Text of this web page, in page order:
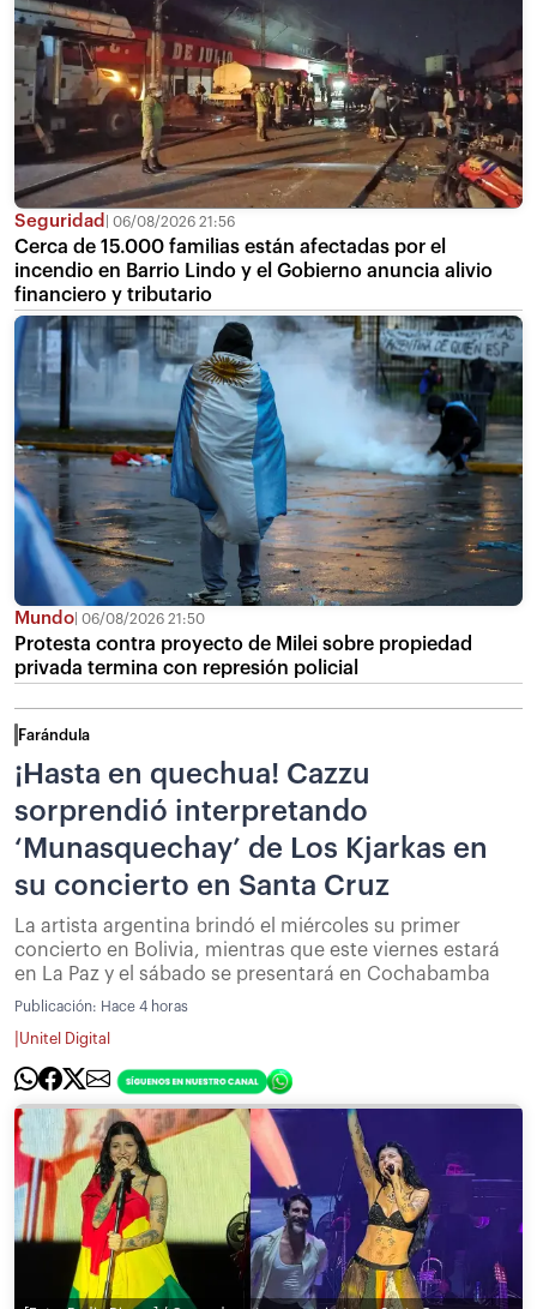
Seguridad 06/08/2026 21:56
Cerca de 15.000 familias están afectadas por el
incendio en Barrio Lindo y el Gobierno anuncia alivio
financiero y tributario
Mundo 06/08/2026 21:50
Protesta contra proyecto de Milei sobre propiedad
privada termina con represión policial
Farándula
¡Hasta en quechua! Cazzu
sorprendió interpretando
‘Munasquechay’ de Los Kjarkas en
su concierto en Santa Cruz
La artista argentina brindó el miércoles su primer
concierto en Bolivia, mientras que este viernes estará
en La Paz y el sábado se presentará en Cochabamba
Publicación: Hace 4 horas
Unitel Digital